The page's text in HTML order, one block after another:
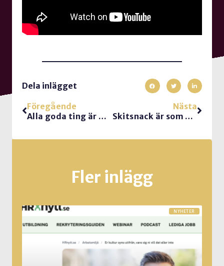
Dela inlägget
Föregående
Alla goda ting är _ _ _
Nästa
Skitsnack är som en boomerang
Fler inlägg
NYHETER